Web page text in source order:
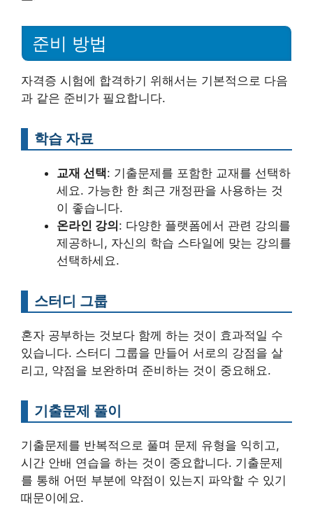
준비 방법
자격증 시험에 합격하기 위해서는 기본적으로 다음
과 같은 준비가 필요합니다.
학습 자료
교재 선택: 기출문제를 포함한 교재를 선택하
세요. 가능한 한 최근 개정판을 사용하는 것
이 좋습니다.
온라인 강의: 다양한 플랫폼에서 관련 강의를
제공하니, 자신의 학습 스타일에 맞는 강의를
선택하세요.
스터디 그룹
혼자 공부하는 것보다 함께 하는 것이 효과적일 수
있습니다. 스터디 그룹을 만들어 서로의 강점을 살
리고, 약점을 보완하며 준비하는 것이 중요해요.
기출문제 풀이
기출문제를 반복적으로 풀며 문제 유형을 익히고,
시간 안배 연습을 하는 것이 중요합니다. 기출문제
를 통해 어떤 부분에 약점이 있는지 파악할 수 있기
때문이에요.